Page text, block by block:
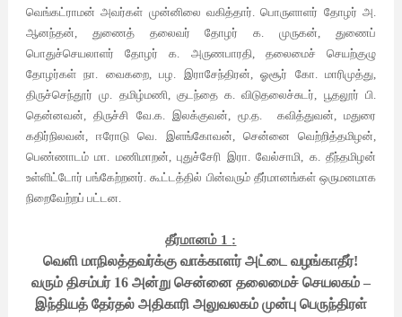
வெங்கட்ராமன் அவர்கள் முன்னிலை வகித்தார். பொருளாளர் தோழர் அ.
ஆனந்தன், துணைத் தலைவர் தோழர் க. முருகன், துணைப்
பொதுச்செயலாளர் தோழர் க. அருணபாரதி, தலைமைச் செயற்குழு
தோழர்கள் நா. வைகறை, பழ. இராசேந்திரன், ஓசூர் கோ. மாரிமுத்து,
திருச்செந்தூர் மு. தமிழ்மணி, குடந்தை க. விடுதலைச்சுடர், பூதலூர் பி.
தென்னவன், திருச்சி வே.க. இலக்குவன், மூ.த. கவித்துவன், மதுரை
கதிர்நிலவன், ஈரோடு வெ. இளங்கோவன், சென்னை வெற்றித்தமிழன்,
பெண்ணாடம் மா. மணிமாறன், புதுச்சேரி இரா. வேல்சாமி, க. தீந்தமிழன்
உள்ளிட்டோர் பங்கேற்றனர். கூட்டத்தில் பின்வரும் தீர்மானங்கள் ஒருமனமாக
நிறைவேற்றப் பட்டன.
தீர்மானம் 1 :
வெளி மாநிலத்தவர்க்கு வாக்காளர் அட்டை வழங்காதீர்!
வரும் திசம்பர் 16 அன்று சென்னை தலைமைச் செயலகம் –
இந்தியத் தேர்தல் அதிகாரி அலுவலகம் முன்பு பெருந்திரள்